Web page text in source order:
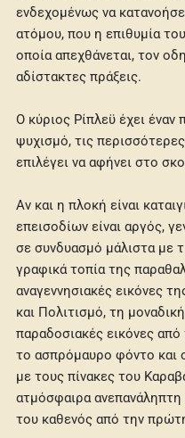
ενδεχομένως να
ατόμου, που η επιθυμία
οποία απεχθάνεται, τον
αδίστακτες πράξεις.
Ο κύριος Ρίπλεϋ έχει
ψυχισμό, τις
επιλέγει να αφήνει στο
Αν και η πλοκή είναι
επεισοδίων είναι αργός,
σε συνδυασμό μάλιστα με
γραφικά τοπία της
αναγεννησιακές εικόνες
και Πολιτισμό, τη
παραδοσιακές εικόνες
το ασπρόμαυρο φόντο και
με τους πίνακες του
ατμόσφαιρα ανεπανάληπτη
του καθενός από την